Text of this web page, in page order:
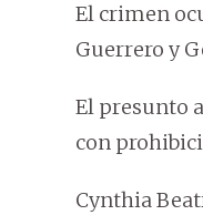
El crimen
Guerrero y
El presunto
con
Cynthia